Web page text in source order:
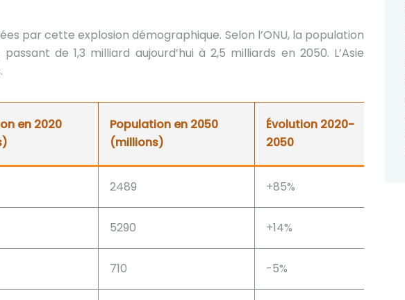
par cette explosion démographique. Selon l’ONU, la population
de 1,3 milliard aujourd’hui à 2,5 milliards en 2050. L’Asie
en 2020
Population en 2050
(millions)
Évolution 2020-
2050
2489 +85%
5290 +14%
710 -5%